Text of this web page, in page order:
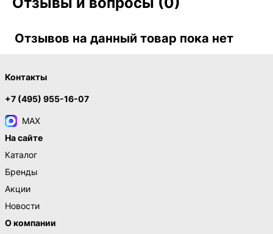
Отзывов на данный товар пока нет
Контакты
+7 (495) 955-16-07
MAX
На сайте
Каталог
Бренды
Акции
Новости
О компании